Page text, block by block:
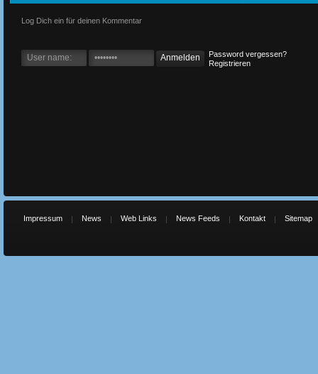
Log Dich ein für deinen Kommentar
Password vergessen?
Registrieren
Impressum News Web Links News Feeds Kontakt Sitemap